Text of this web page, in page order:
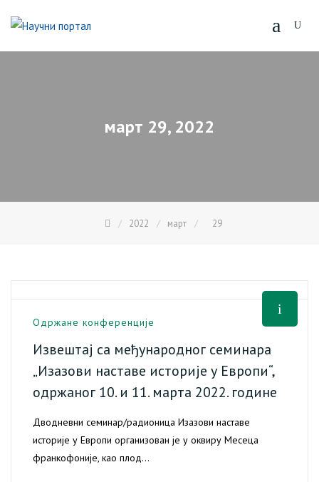
март 29, 2022
2022 март 29
Одржане конференције
Извештај са међународног семинара
„Изазови наставе историје у Европи“,
одржаног 10. и 11. марта 2022. године
Дводневни семинар/радионица Изазови наставе
историје у Европи организован је у оквиру Месеца
франкофоније, као плод…